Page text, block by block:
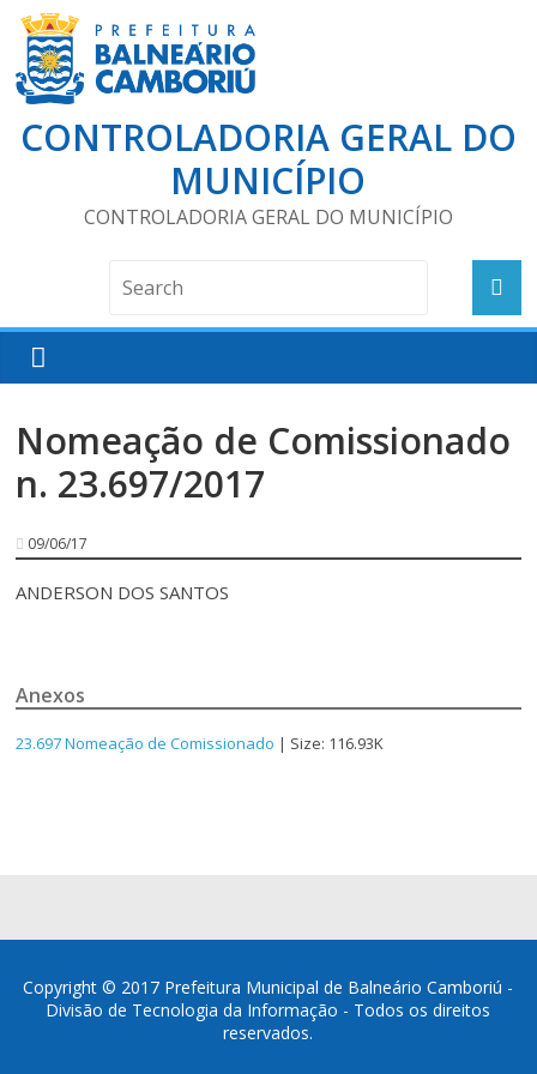
CONTROLADORIA GERAL DO
MUNICÍPIO
CONTROLADORIA GERAL DO MUNICÍPIO
Nomeação de Comissionado
n. 23.697/2017
09/06/17
ANDERSON DOS SANTOS
Anexos
23.697 Nomeação de Comissionado | Size: 116.93K
Copyright © 2017 Prefeitura Municipal de Balneário Camboriú -
Divisão de Tecnologia da Informação - Todos os direitos
reservados.